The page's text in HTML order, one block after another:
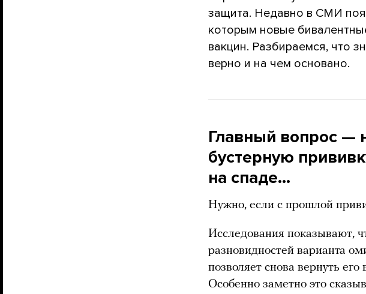
защита. Недавно в СМИ
которым новые
вакцин. Разбираемся, что
верно и на чем основано.
Главный вопрос —
бустерную
на спаде…
Нужно, если с прошлой
Исследования показывают,
разновидностей варианта
позволяет снова вернуть
Особенно заметно это